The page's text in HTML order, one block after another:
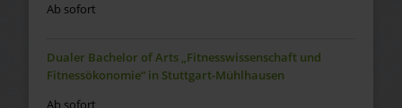
Ab sofort
Dualer Bachelor of Arts „Fitnesswissenschaft und
Fitnessökonomie“ in Stuttgart-Mühlhausen
Ab sofort